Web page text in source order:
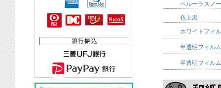
ペルーラスノ
色上黒
ホワイトフィ
半透明フィルム
半透明フィル